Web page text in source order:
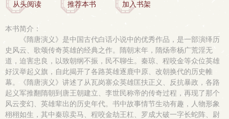
从头阅读
推荐本书 加入书架
本书简介：
《隋唐演义》是中国古代白话小说中的优秀作品，是一部演绎历
史风云、歌颂传奇英雄的经典之作。隋朝末年，隋炀帝杨广荒淫无
道，迫害忠良，以致朝纲不振，民不聊生。秦琼、程咬金等众位英雄
好汉举起义旗，自此揭开了各路英雄逐鹿中原、改朝换代的历史帷
幕。《隋唐演义》讲述了从瓦岗寨众英雄匡扶正义、反抗暴政，各路
起义军推翻隋朝到唐王朝建立、李世民称帝的传奇过程，再现了那个
风云变幻、英雄辈出的历史年代。书中故事情节生动有趣，人物形象
栩栩如生，其中秦琼卖马、程咬金劫王杠、罗成大破一字长蛇阵、尉